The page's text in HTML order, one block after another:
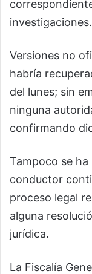
investigaciones.
Versiones no
habría
del lunes; sin
ninguna
confirmando
Tampoco se
conductor
proceso legal
alguna
jurídica.
La Fiscalía